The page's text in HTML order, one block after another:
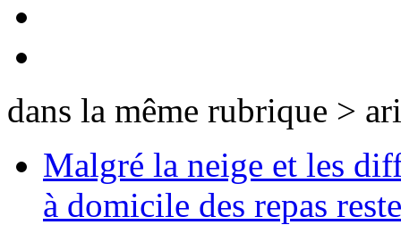
dans la même rubrique >
Malgré la neige et les
à domicile des repas